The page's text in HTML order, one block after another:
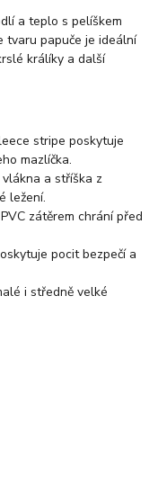
a teplo s pelíškem
tvaru papuče je ideální
králíky a další
stripe poskytuje
mazlíčka.
a stříška z
ležení.
zátěrem chrání před
pocit bezpečí a
i středně velké